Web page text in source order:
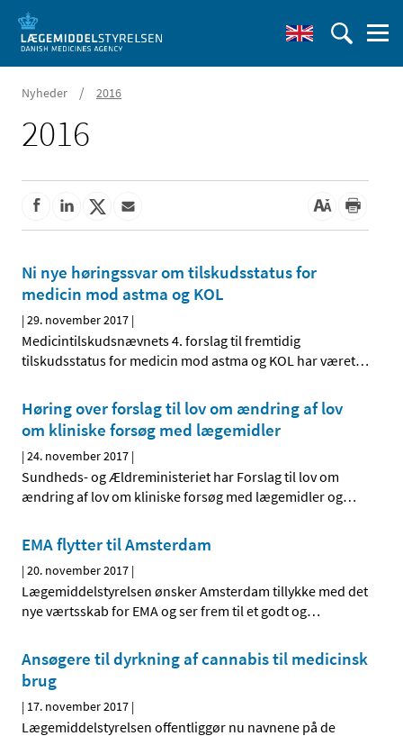
Nyheder / 2016
2016
Ni nye høringssvar om tilskudsstatus for
medicin mod astma og KOL
|29. november 2017 |
Medicintilskudsnævnets 4. forslag til fremtidig
tilskudsstatus for medicin mod astma og KOL har været…
Høring over forslag til lov om ændring af lov
om kliniske forsøg med lægemidler
|24. november 2017 |
Sundheds- og Ældreministeriet har Forslag til lov om
ændring af lov om kliniske forsøg med lægemidler og…
EMA flytter til Amsterdam
|20. november 2017 |
Lægemiddelstyrelsen ønsker Amsterdam tillykke med det
nye værtsskab for EMA og ser frem til et godt og…
Ansøgere til dyrkning af cannabis til medicinsk
brug
| 17. november 2017 |
Lægemiddelstyrelsen offentliggør nu navnene på de